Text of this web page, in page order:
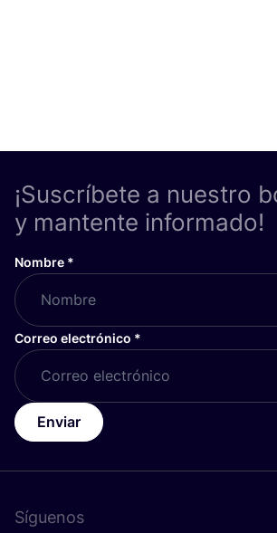
¡Suscríbete a nuestro
y mantente informado!
Nombre *
Correo electrónico *
Enviar
Síguenos